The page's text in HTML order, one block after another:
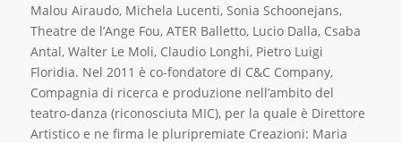
Malou Airaudo, Michela Lucenti, Sonia Schoonejans,
Theatre de l’Ange Fou, ATER Balletto, Lucio Dalla, Csaba
Antal, Walter Le Moli, Claudio Longhi, Pietro Luigi
Floridia. Nel 2011 è co-fondatore di C&C Company,
Compagnia di ricerca e produzione nell’ambito del
teatro-danza (riconosciuta MIC), per la quale è Direttore
Artistico e ne firma le pluripremiate Creazioni: Maria